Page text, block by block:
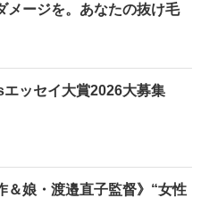
メージを。あなたの抜け毛
ッセイ大賞2026大募集
＆娘・渡邉直子監督》“女性